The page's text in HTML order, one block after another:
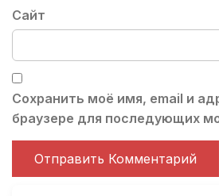
Сайт
Сохранить моё имя, email и
браузере для последующих